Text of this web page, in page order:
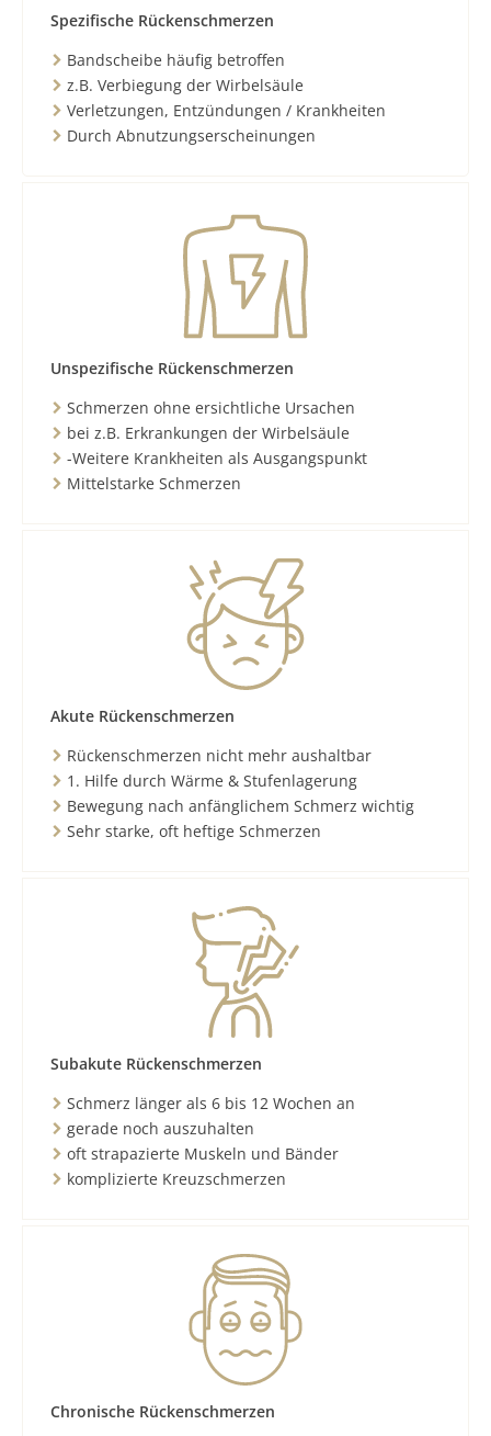
Spezifische Rückenschmerzen
Bandscheibe häufig betroffen
z.B. Verbiegung der Wirbelsäule
Verletzungen, Entzündungen / Krankheiten
Durch Abnutzungserscheinungen
Unspezifische Rückenschmerzen
Schmerzen ohne ersichtliche Ursachen
bei z.B. Erkrankungen der Wirbelsäule
-Weitere Krankheiten als Ausgangspunkt
Mittelstarke Schmerzen
Akute Rückenschmerzen
Rückenschmerzen nicht mehr aushaltbar
1. Hilfe durch Wärme & Stufenlagerung
Bewegung nach anfänglichem Schmerz wichtig
Sehr starke, oft heftige Schmerzen
Subakute Rückenschmerzen
Schmerz länger als 6 bis 12 Wochen an
gerade noch auszuhalten
oft strapazierte Muskeln und Bänder
komplizierte Kreuzschmerzen
Chronische Rückenschmerzen